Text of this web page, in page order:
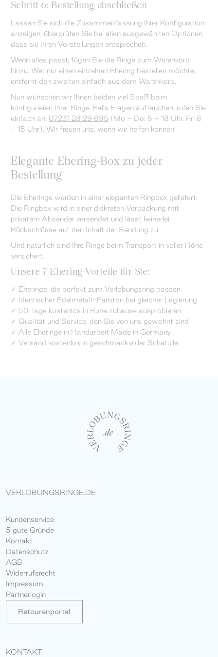
Schritt 6: Bestellung abschließen
Lassen Sie sich die Zusammenfassung Ihrer Konfiguration
anzeigen, überprüfen Sie bei allen ausgewählten Optionen,
dass sie Ihren Vorstellungen entsprechen.
Wenn alles passt, fügen Sie die Ringe zum Warenkorb
hinzu. Wer nur einen einzelnen Ehering bestellen möchte,
entfernt den zweiten einfach aus dem Warenkorb.
Nun wünschen wir Ihnen beiden viel Spaß beim
konfigurieren Ihrer Ringe. Falls Fragen auftauchen, rufen Sie
einfach an: 07231 28 29 695 (Mo - Do: 8 - 18 Uhr, Fr: 8
- 15 Uhr). Wir freuen uns, wenn wir helfen können!
Elegante Ehering-Box zu jeder
Bestellung
Die Eheringe werden in einer eleganten Ringbox geliefert.
Die Ringbox wird in einer diskreten Verpackung mit
privatem Absender versendet und lässt keinerlei
Rückschlüsse auf den Inhalt der Sendung zu.
Und natürlich sind Ihre Ringe beim Transport in voller Höhe
versichert.
Unsere 7 Ehering-Vorteile für Sie:
✓ Eheringe, die perfekt zum Verlobungsring passen
✓ Identischer Edelmetall-Farbton bei gleicher Legierung
✓ 50 Tage kostenlos in Ruhe zuhause ausprobieren
✓ Qualität und Service, den Sie von uns gewohnt sind
✓ Alle Eheringe in Handarbeit Made in Germany
✓ Versand kostenlos in geschmackvoller Schatulle
VERLOBUNGSRINGE.DE
Kundenservice
5 gute Gründe
Kontakt
Datenschutz
AGB
Widerrufsrecht
Impressum
Partnerlogin
Retourenportal
KONTAKT